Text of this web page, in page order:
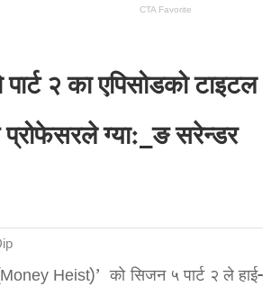
२ का एपिसोडको टाइटल
ग्या:_ङ सरेन्डर
Heist)’ को सिजन ५ पार्ट २ ले हाई-